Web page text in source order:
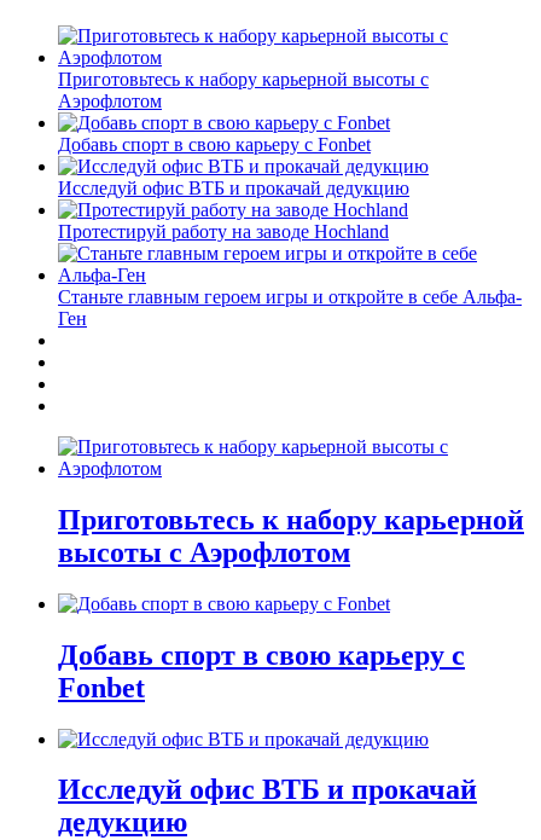
Приготовьтесь к набору карьерной высоты с
Аэрофлотом
Добавь спорт в свою карьеру с Fonbet
Исследуй офис ВТБ и прокачай дедукцию
Протестируй работу на заводе Hochland
Станьте главным героем игры и откройте в себе Альфа-
Ген
Приготовьтесь к набору карьерной
высоты с Аэрофлотом
Добавь спорт в свою карьеру с
Fonbet
Исследуй офис ВТБ и прокачай
дедукцию